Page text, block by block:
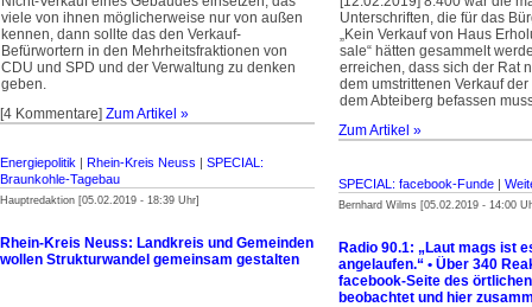
viele von ihnen möglicherweise nur von außen
kennen, dann sollte das den Verkauf-
Befürwortern in den Mehrheitsfraktionen von
CDU und SPD und der Verwaltung zu denken
geben.
[4 Kommentare] Zum Artikel »
Unterschriften, die für das
„Kein Verkauf von Haus
sale“ hätten gesammelt
erreichen, dass sich der Rat
dem umstrittenen Verkauf der
dem Abteiberg befassen
Zum Artikel »
Energiepolitik | Rhein-Kreis Neuss | SPECIAL:
Braunkohle-Tagebau
Hauptredaktion [05.02.2019 - 18:39 Uhr]
Rhein-Kreis Neuss: Landkreis und Gemeinden
wollen Strukturwandel gemeinsam gestalten
SPECIAL: facebook-Funde |
Bernhard Wilms [05.02.2019 - 14:00
Radio 90.1: „Laut mags ist
angelaufen.“ • Über 340
facebook-Seite des
beobachtet und hier